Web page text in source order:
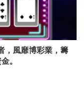
，風靡博彩業，籌
。